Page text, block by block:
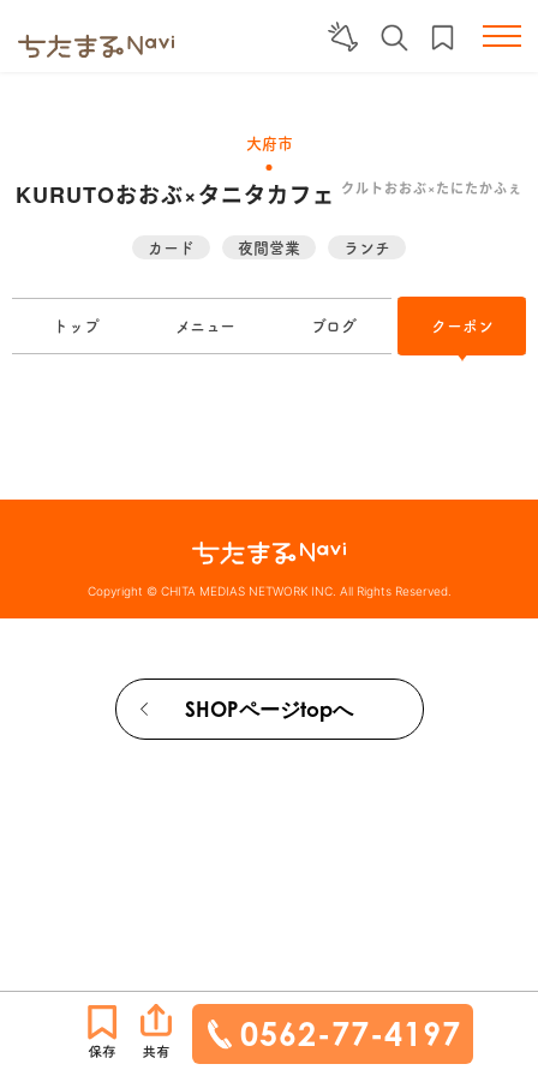
0562-77-4197
大府市
KURUTOおおぶ×タニタカフェ クルトおおぶ×たにたかふぇ
カード 夜間営業 ランチ
トップ メニュー ブログ クーポン
Copyright © CHITA MEDIAS NETWORK INC. All Rights Reserved.
SHOPページtopへ